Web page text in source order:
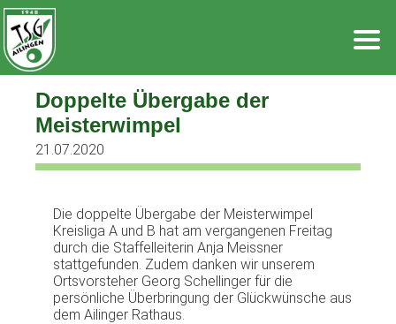
Zum
Inhalt
springen
Doppelte Übergabe der
Meisterwimpel
21.07.2020
Die doppelte Übergabe der Meisterwimpel
Kreisliga A und B hat am vergangenen Freitag
durch die Staffelleiterin Anja Meissner
stattgefunden. Zudem danken wir unserem
Ortsvorsteher Georg Schellinger für die
persönliche Überbringung der Glückwünsche aus
dem Ailinger Rathaus.